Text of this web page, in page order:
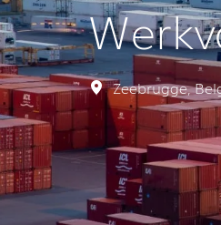
Zeebrugge,